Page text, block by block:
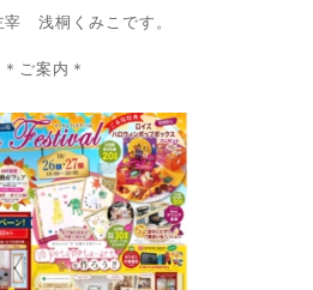
浅桐くみこです。
＊ご案内＊